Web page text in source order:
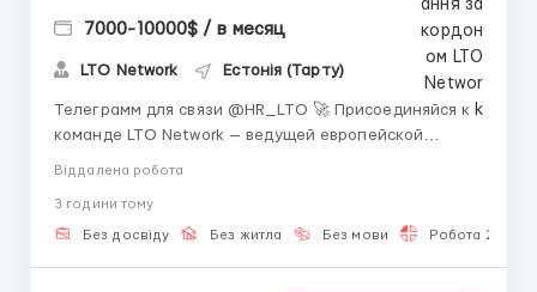
7000-10000$ / в месяц
LTO Network Естонія (Тарту)
Телеграмм для связи @HR_LTO 🚀 Присоединяйся к
команде LTO Network — ведущей европейской
Ассистента проектов для полностью удалённой
работы. 💼 Работа онлайн в наше время особенно
Віддалена робота
3 години тому
Без досвіду Без житла Без мови Робота 2-3